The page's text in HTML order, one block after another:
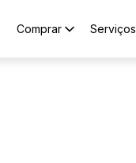
Comprar Serviços